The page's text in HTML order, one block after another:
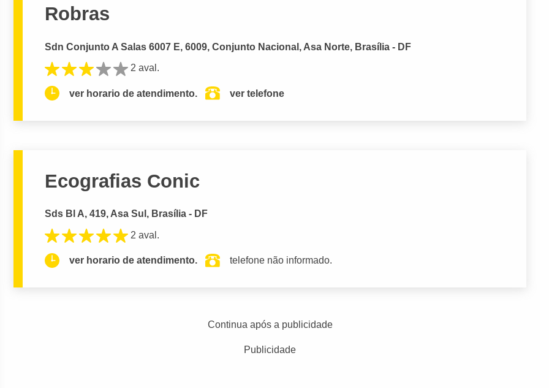
Robras
Sdn Conjunto A Salas 6007 E, 6009, Conjunto Nacional, Asa Norte, Brasília - DF
2 aval.
ver horario de atendimento. ver telefone
Ecografias Conic
Sds Bl A, 419, Asa Sul, Brasília - DF
2 aval.
ver horario de atendimento. telefone não informado.
Continua após a publicidade
Publicidade